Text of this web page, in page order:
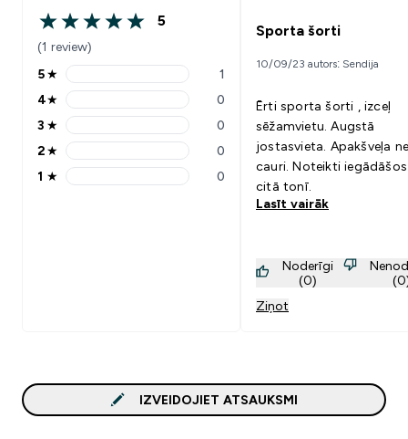
5 out of 5 stars
5
(1 review)
5 stars rating 1 reviews
5★ 1
4 stars rating 0 reviews
4★ 0
3 stars rating 0 reviews
3 ★ 0
2 stars rating 0 reviews
2★ 0
1 stars rating 0 reviews
1 ★ 0
Sporta šorti
10/09/23 autors: Sendija
Ērti sporta šorti , izceļ
sēžamvietu. Augstā
jostasvieta. Apakšveļa
cauri. Noteikti
citā tonī.
Lasīt vairāk
Noderīgi
(0)
Ziņot
IZVEIDOJIET ATSAUKSMI